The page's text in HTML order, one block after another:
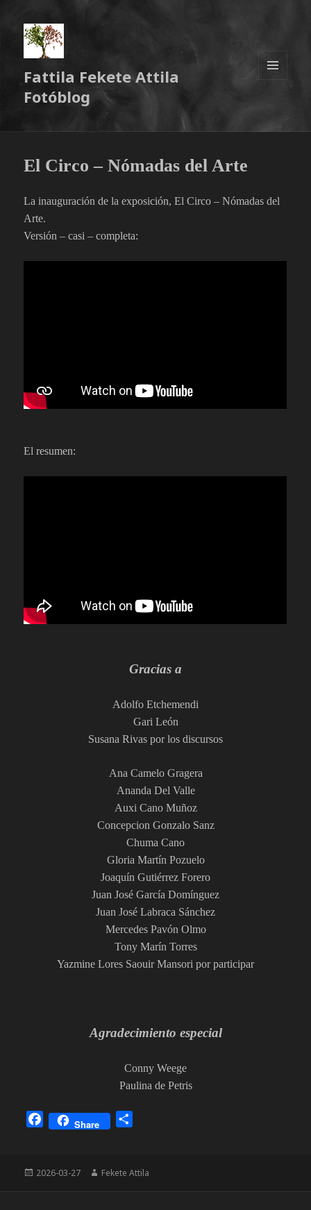
Fattila Fekete Attila
Fotóblog
El Circo – Nómadas del Arte
La inauguración de la exposición, El Circo – Nómadas del
Arte.
Versión – casi – completa:
El resumen:
Gracias a
Adolfo Etchemendi
Gari León
Susana Rivas por los discursos
Ana Camelo Gragera
Ananda Del Valle
Auxi Cano Muñoz
Concepcion Gonzalo Sanz
Chuma Cano
Gloria Martín Pozuelo
Joaquín Gutiérrez Forero
Juan José García Domínguez
Juan José Labraca Sánchez
Mercedes Pavón Olmo
Tony Marín Torres
Yazmine Lores Saouir Mansori por participar
Agradecimiento especial
Conny Weege
Paulina de Petris
F
e
Share
z
Közzétéve
2026-03-27 Szerző
Fekete Attila